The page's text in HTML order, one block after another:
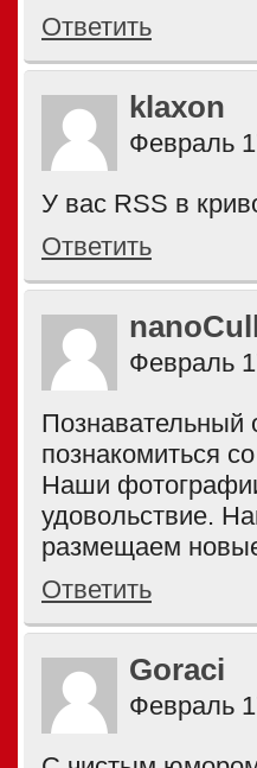
Ответить
klaxon
Февраль
У вас RSS в
Ответить
Февраль
Познавательный
познакомиться
Наши
удовольствие.
размещаем
Ответить
Goraci
Февраль